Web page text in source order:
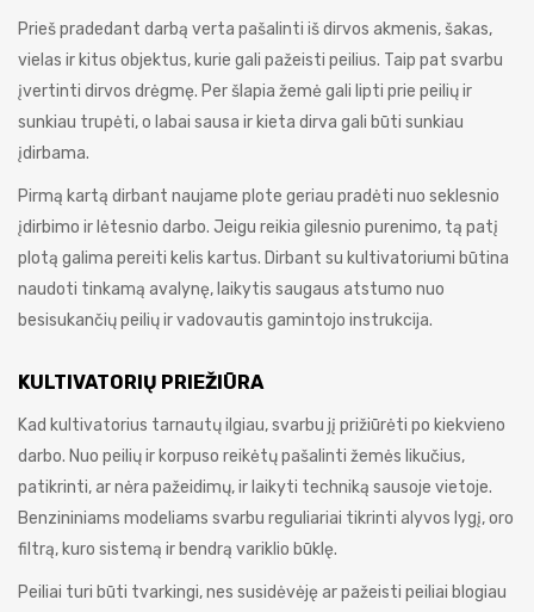
Prieš pradedant darbą verta pašalinti iš dirvos akmenis, šakas,
vielas ir kitus objektus, kurie gali pažeisti peilius. Taip pat svarbu
įvertinti dirvos drėgmę. Per šlapia žemė gali lipti prie peilių ir
sunkiau trupėti, o labai sausa ir kieta dirva gali būti sunkiau
įdirbama.
Pirmą kartą dirbant naujame plote geriau pradėti nuo seklesnio
įdirbimo ir lėtesnio darbo. Jeigu reikia gilesnio purenimo, tą patį
plotą galima pereiti kelis kartus. Dirbant su kultivatoriumi būtina
naudoti tinkamą avalynę, laikytis saugaus atstumo nuo
besisukančių peilių ir vadovautis gamintojo instrukcija.
KULTIVATORIŲ PRIEŽIŪRA
Kad kultivatorius tarnautų ilgiau, svarbu jį prižiūrėti po kiekvieno
darbo. Nuo peilių ir korpuso reikėtų pašalinti žemės likučius,
patikrinti, ar nėra pažeidimų, ir laikyti techniką sausoje vietoje.
Benzininiams modeliams svarbu reguliariai tikrinti alyvos lygį, oro
filtrą, kuro sistemą ir bendrą variklio būklę.
Peiliai turi būti tvarkingi, nes susidėvėję ar pažeisti peiliai blogiau